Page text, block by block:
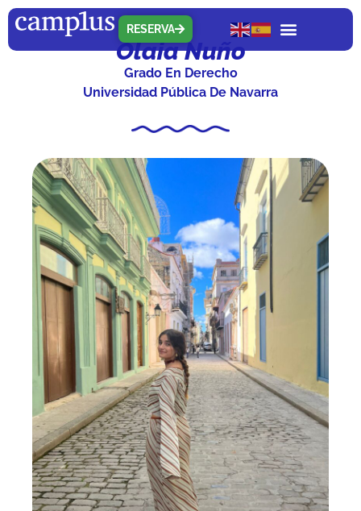
RESERVA
Olaia Nuño
Grado En Derecho
Universidad Pública De Navarra